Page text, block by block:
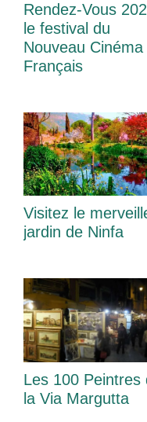
Rendez-Vous
le festival du
Nouveau Cinéma
Français
Visitez le
jardin de Ninfa
Les 100 Peintres
la Via Margutta